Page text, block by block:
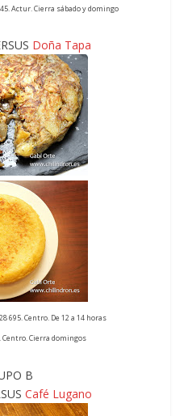
Actur. Cierra sábado y domingo
Doña Tapa
695. Centro. De 12 a 14 horas
Centro. Cierra domingos
B
Café Lugano